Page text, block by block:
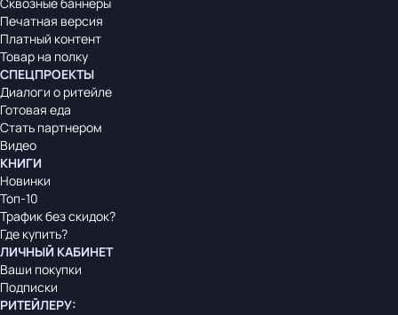
Сквозные баннеры
Печатная версия
Платный контент
Товар на полку
СПЕЦПРОЕКТЫ
Диалоги о ритейле
Готовая еда
Стать партнером
Видео
КНИГИ
Новинки
Топ-10
Трафик без скидок?
Где купить?
ЛИЧНЫЙ КАБИНЕТ
Ваши покупки
Подписки
РИТЕЙЛЕРУ: